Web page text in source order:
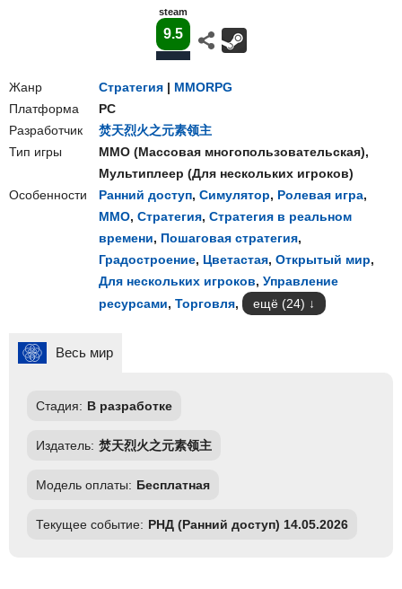
steam
9.5
Жанр Стратегия | MMORPG
Платформа
PC
Разработчик
焚天烈火之元素领主
Тип игры
ММО (Массовая многопользовательская),
Мультиплеер (Для нескольких игроков)
Особенности
Ранний доступ, Симулятор, Ролевая игра,
ММО, Стратегия, Стратегия в реальном
времени, Пошаговая стратегия,
Градостроение, Цветастая, Открытый мир,
Для нескольких игроков, Управление
ресурсами, Торговля, ещё (24)
Весь мир
Стадия: В разработке
Издатель: 焚天烈火之元素领主
Модель оплаты: Бесплатная
Текущее событие: РНД (Ранний доступ) 14.05.2026